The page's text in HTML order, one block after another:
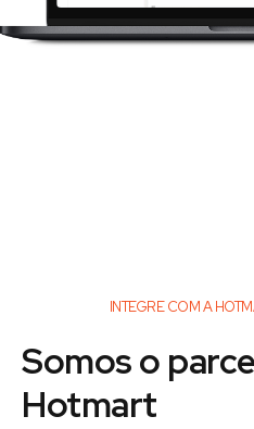
INTEGRE COM A
Somos o
Hotmart